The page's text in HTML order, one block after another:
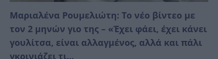
Μαριαλένα Ρουμελιώτη: Το νέο βίντεο με
τον 2 μηνών γιο της – «Έχει φάει, έχει κάνει
γουλίτσα, είναι αλλαγμένος, αλλά και πάλι
γκρινιάζει τι...